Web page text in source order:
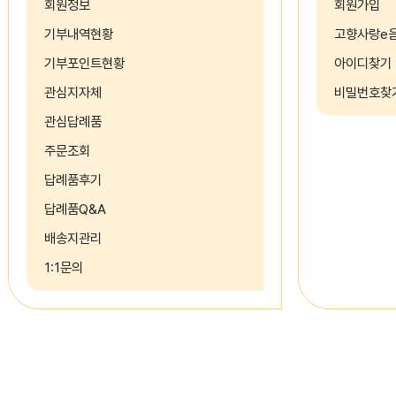
회원정보
기부내역현황
기부포인트현황
관심지자체
관심답례품
주문조회
답례품후기
답례품Q&A
배송지관리
1:1문의
회원가입
고향사랑e
아이디찾기
비밀번호찾